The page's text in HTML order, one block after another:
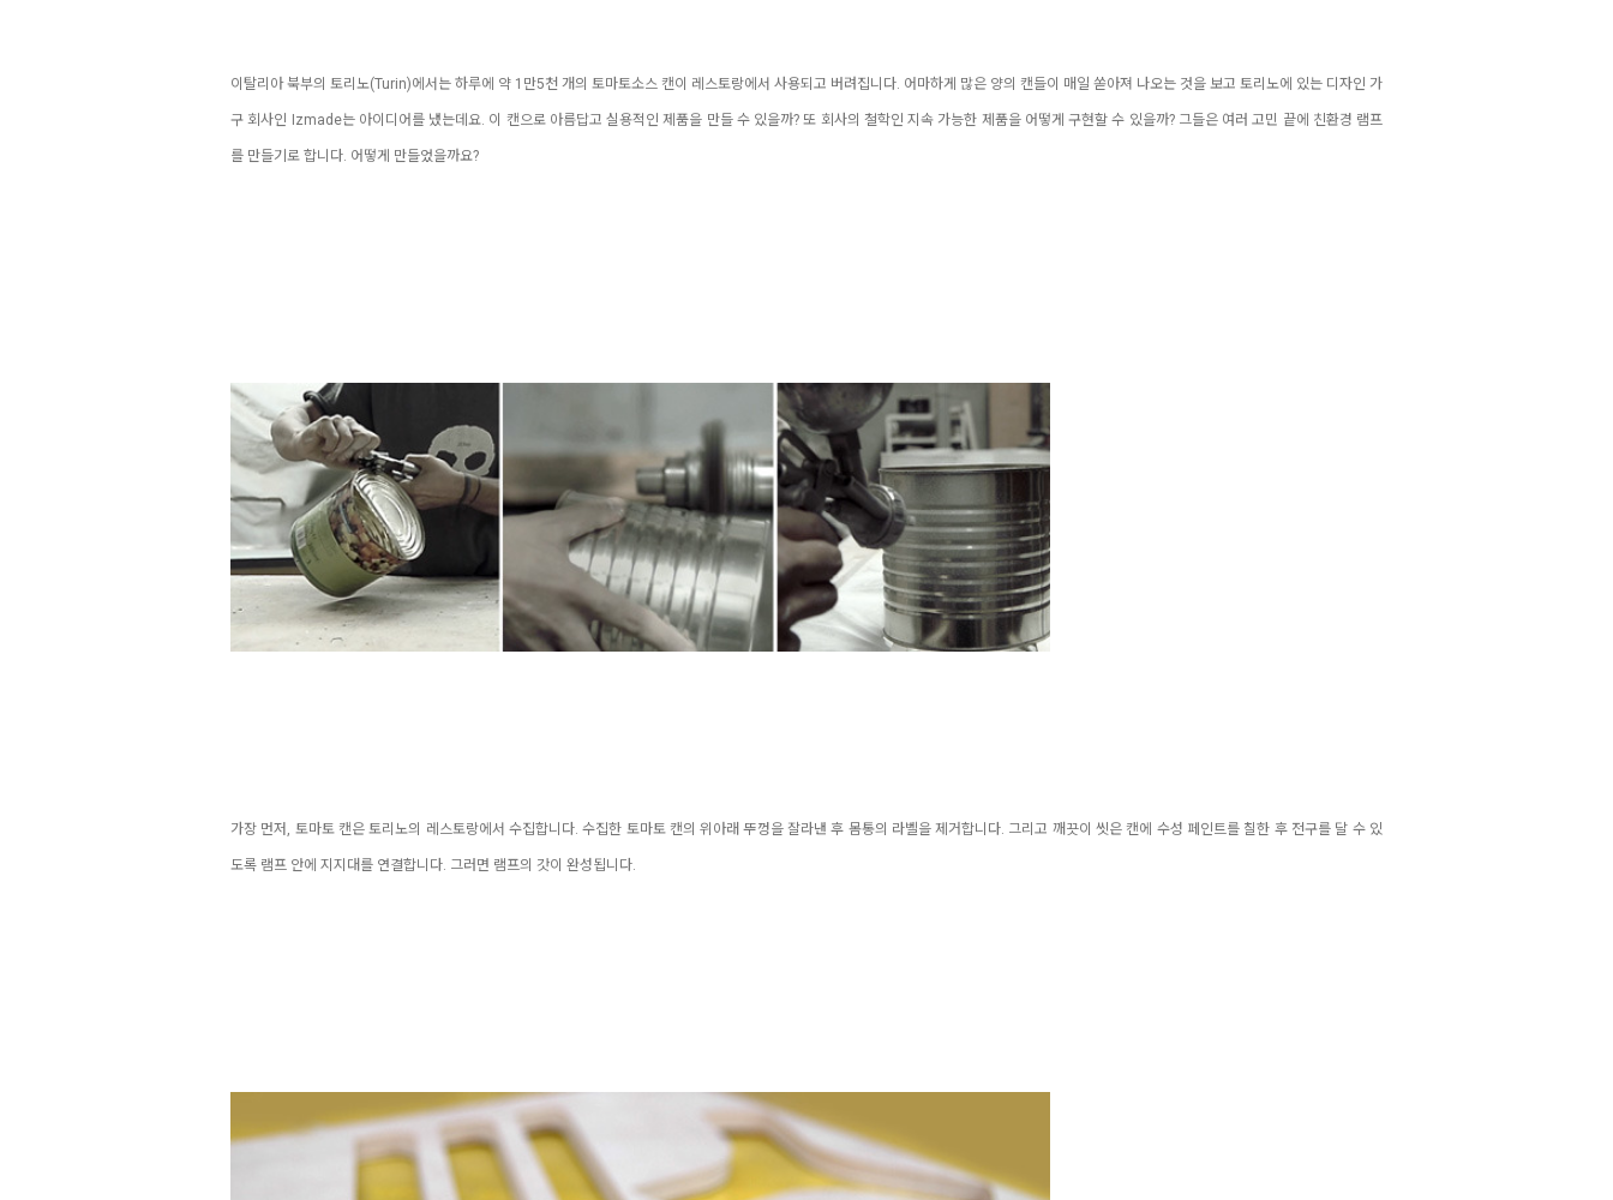
이탈리아 북부의 토리노(Turin)에서는 하루에 약 1만5천 개의 토마토소스 캔이 레스토랑에서 사용되고 버려집니다. 어마하게 많은 양의 캔들이 매일 쏟아져 나오는 것을 보고 토리노에 있는 디자인 가
구 회사인 Izmade는 아이디어를 냈는데요. 이 캔으로 아름답고 실용적인 제품을 만들 수 있을까? 또 회사의 철학인 지속 가능한 제품을 어떻게 구현할 수 있을까? 그들은 여러 고민 끝에 친환경 램프
를 만들기로 합니다. 어떻게 만들었을까요?
가장 먼저, 토마토 캔은 토리노의 레스토랑에서 수집합니다. 수집한 토마토 캔의 위아래 뚜껑을 잘라낸 후 몸통의 라벨을 제거합니다. 그리고 깨끗이 씻은 캔에 수성 페인트를 칠한 후 전구를 달 수 있
도록 램프 안에 지지대를 연결합니다. 그러면 램프의 갓이 완성됩니다.